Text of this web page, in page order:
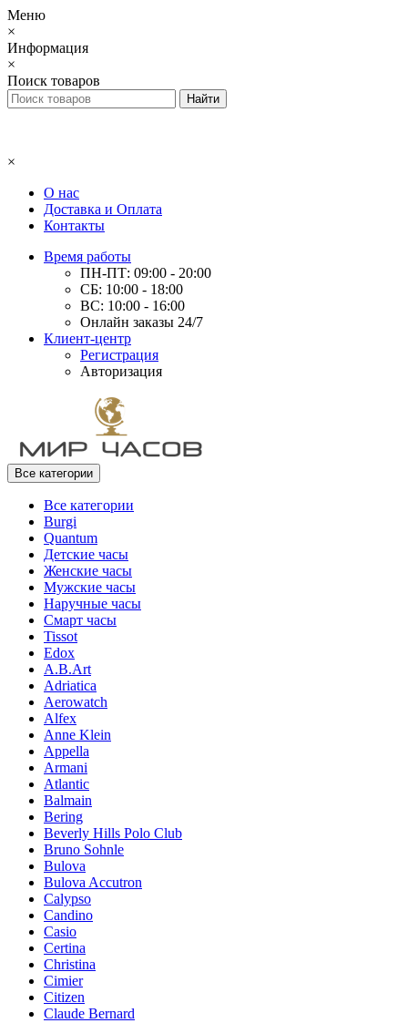
Меню
×
Информация
×
Поиск товаров
×
О нас
Доставка и Оплата
Контакты
Время работы
ПН-ПТ: 09:00 - 20:00
СБ: 10:00 - 18:00
ВС: 10:00 - 16:00
Онлайн заказы 24/7
Клиент-центр
Регистрация
Авторизация
Все категории
Все категории
Burgi
Quantum
Детские часы
Женские часы
Мужские часы
Наручные часы
Смарт часы
Tissot
Edox
A.B.Art
Adriatica
Aerowatch
Alfex
Anne Klein
Appella
Armani
Atlantic
Balmain
Bering
Beverly Hills Polo Club
Bruno Sohnle
Bulova
Bulova Accutron
Calypso
Candino
Casio
Certina
Christina
Cimier
Citizen
Claude Bernard